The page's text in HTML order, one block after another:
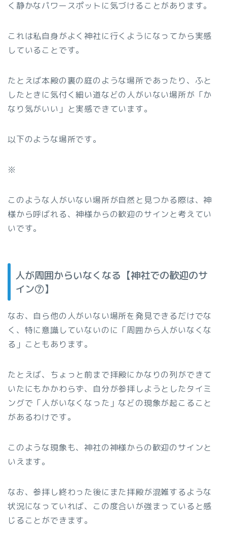
く静かなパワースポットに気づけることがあります。
これは私自身がよく神社に行くようになってから実感
していることです。
たとえば本殿の裏の庭のような場所であったり、ふと
したときに気付く細い道などの人がいない場所が「か
なり気がいい」と実感できています。
以下のような場所です。
※
このような人がいない場所が自然と見つかる際は、神
様から呼ばれる、神様からの歓迎のサインと考えてい
いです。
人が周囲からいなくなる【神社での歓迎のサ
イン⑦】
なお、自ら他の人がいない場所を発見できるだけでな
く、特に意識していないのに「周囲から人がいなくな
る」こともあります。
たとえば、ちょっと前まで拝殿にかなりの列ができて
いたにもかかわらず、自分が参拝しようとしたタイミ
ングで「人がいなくなった」などの現象が起こること
があるわけです。
このような現象も、神社の神様からの歓迎のサインと
いえます。
なお、参拝し終わった後にまた拝殿が混雑するような
状況になっていれば、この度合いが強まっていると感
じることができます。